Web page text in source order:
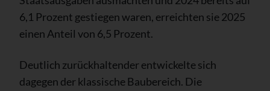
6,1 Prozent gestiegen waren, erreichten sie 2025
einen Anteil von 6,5 Prozent.
Deutlich zurückhaltender entwickelte sich
dagegen der klassische Baubereich. Die